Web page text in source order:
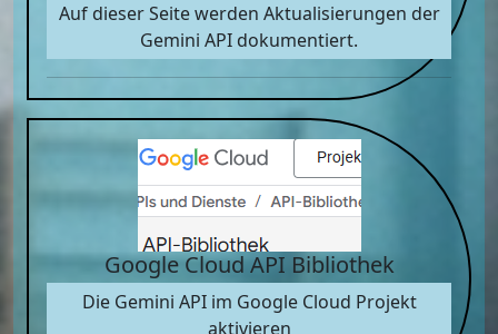
Auf dieser Seite werden Aktualisierungen der
Gemini API dokumentiert.
Google Cloud API Bibliothek
Die Gemini API im Google Cloud Projekt
aktivieren